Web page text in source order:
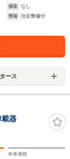
修復
なし
整備
法定整備付
ース
器
本体価格